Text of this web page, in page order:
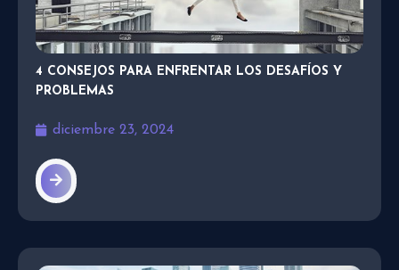
4 CONSEJOS PARA ENFRENTAR LOS DESAFÍOS Y
PROBLEMAS
diciembre 23, 2024